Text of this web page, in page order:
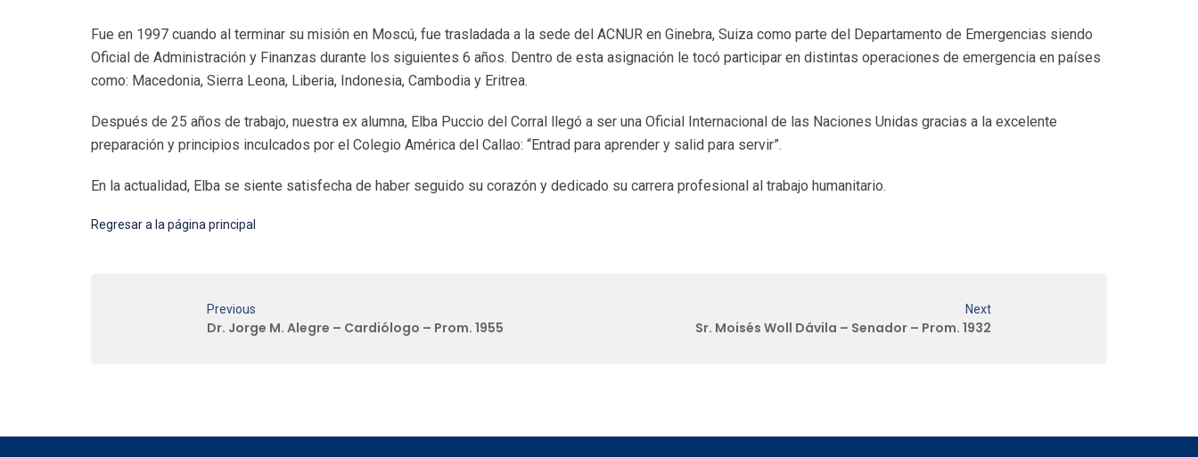
Fue en 1997 cuando al terminar su misión en Moscú, fue trasladada a la sede del ACNUR en Ginebra, Suiza como parte del Departamento de Emergencias siendo
Oficial de Administración y Finanzas durante los siguientes 6 años. Dentro de esta asignación le tocó participar en distintas operaciones de emergencia en países
como: Macedonia, Sierra Leona, Liberia, Indonesia, Cambodia y Eritrea.
Después de 25 años de trabajo, nuestra ex alumna, Elba Puccio del Corral llegó a ser una Oficial Internacional de las Naciones Unidas gracias a la excelente
preparación y principios inculcados por el Colegio América del Callao: “Entrad para aprender y salid para servir”.
En la actualidad, Elba se siente satisfecha de haber seguido su corazón y dedicado su carrera profesional al trabajo humanitario.
Regresar a la página principal
Previous
Dr. Jorge M. Alegre – Cardiólogo – Prom. 1955
Next
Sr. Moisés Woll Dávila – Senador – Prom. 1932